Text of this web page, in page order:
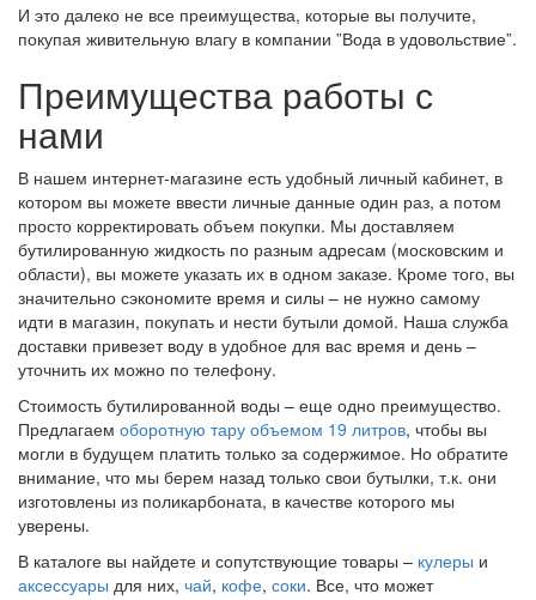
И это далеко не все преимущества, которые вы получите,
покупая живительную влагу в компании ”Вода в удовольствие”.
Преимущества работы с
нами
В нашем интернет-магазине есть удобный личный кабинет, в
котором вы можете ввести личные данные один раз, а потом
просто корректировать объем покупки. Мы доставляем
бутилированную жидкость по разным адресам (московским и
области), вы можете указать их в одном заказе. Кроме того, вы
значительно сэкономите время и силы – не нужно самому
идти в магазин, покупать и нести бутыли домой. Наша служба
доставки привезет воду в удобное для вас время и день –
уточнить их можно по телефону.
Стоимость бутилированной воды – еще одно преимущество.
Предлагаем оборотную тару объемом 19 литров, чтобы вы
могли в будущем платить только за содержимое. Но обратите
внимание, что мы берем назад только свои бутылки, т.к. они
изготовлены из поликарбоната, в качестве которого мы
уверены.
В каталоге вы найдете и сопутствующие товары – кулеры и
аксессуары для них, чай, кофе, соки. Все, что может